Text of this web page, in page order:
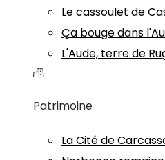
Le cassoulet de
Ça bouge dans
L'Aude, terre de
Patrimoine
La Cité de